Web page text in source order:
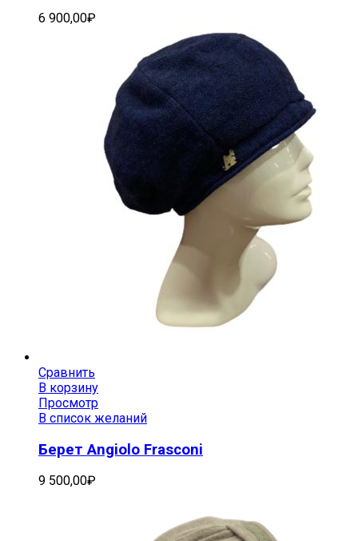
6 900,00₽
Сравнить
В корзину
Просмотр
В список желаний
Берет Angiolo Frasconi
9 500,00₽